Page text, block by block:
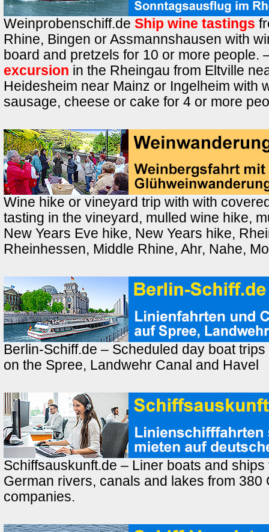
Weinprobenschiff.de Ship wine tastings
Rhine, Bingen or Assmannshausen with
board and pretzels for 10 or more people.
excursion in the Rheingau from Eltville
Heidesheim near Mainz or Ingelheim with
sausage, cheese or cake for 4 or more
Wine hike or vineyard trip with with
tasting in the vineyard, mulled wine hike,
New Years Eve hike, New Years hike,
Rheinhessen, Middle Rhine, Ahr, Nahe,
Berlin-Schiff.de – Scheduled day boat
on the Spree, Landwehr Canal and Havel
Schiffsauskunft.de – Liner boats and ships
German rivers, canals and lakes from 380
companies.